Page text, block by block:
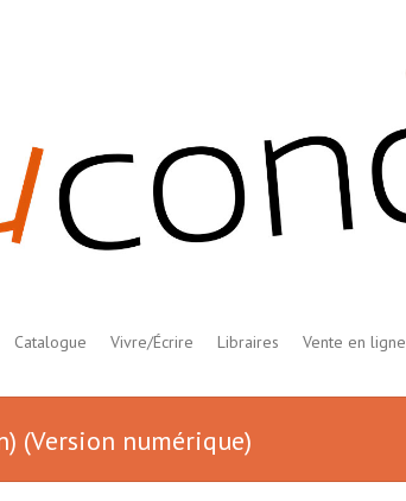
Catalogue Vivre/Écrire Libraires Vente en ligne
(Version numérique)